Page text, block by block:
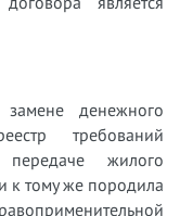
денежного
требований
жилого
к тому же породила